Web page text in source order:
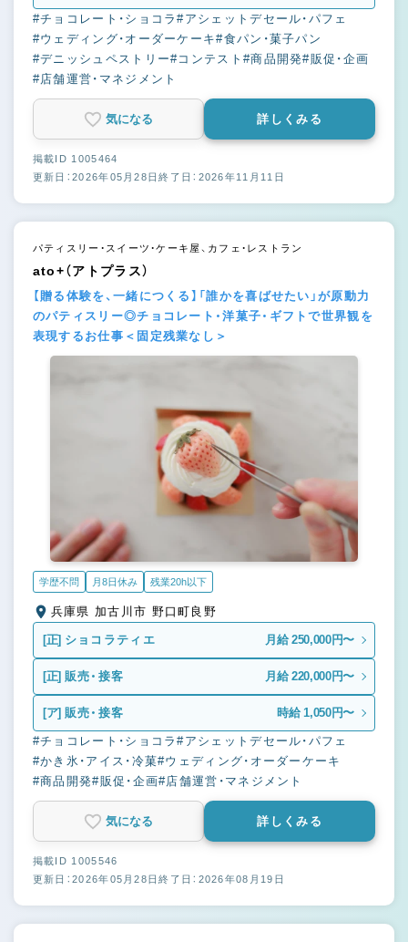
#チョコレート・ショコラ#アシェットデセール・パフェ
#ウェディング・オーダーケーキ#食パン・菓子パン
#デニッシュペストリー#コンテスト #商品開発#販促・企画
#店舗運営・マネジメント
気になる 詳しくみる
掲載ID 1005464
更新日：2026年05月28日終了日：2026年11月11日
パティスリー・スイーツ・ケーキ屋、カフェ・レストラン
ato+（アトプラス）
【贈る体験を、一緒につくる】「誰かを喜ばせたい」が原動力
のパティスリー◎チョコレート・洋菓子・ギフトで世界観を
表現するお仕事＜固定残業なし＞
学歴不問 月8日休み 残業20h以下
兵庫県 加古川市 野口町良野
[正] ショコラティエ 月給 250,000円〜
[正] 販売・接客 月給 220,000円〜
[ア] 販売・接客 時給 1,050円〜
#チョコレート・ショコラ#アシェットデセール・パフェ
#かき氷・アイス・冷菓#ウェディング・オーダーケーキ
#商品開発#販促・企画#店舗運営・マネジメント
気になる 詳しくみる
掲載ID 1005546
更新日：2026年05月28日終了日：2026年08月19日